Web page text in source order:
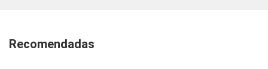
Recomendadas